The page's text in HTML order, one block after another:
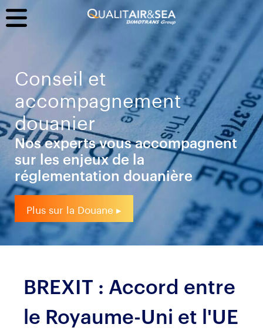
Conseil et
accompagnement
douanier
Nos experts vous accompagnent
sur les enjeux de la
réglementation douanière
Plus sur la Douane ▸
BREXIT : Accord entre
le Royaume-Uni et l'UE